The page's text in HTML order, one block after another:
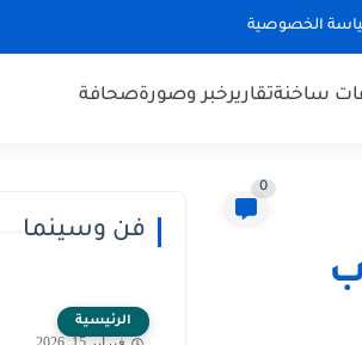
الخصوصية
ساخنةتقاريرخبر وصورةصحافة
0
فن وسينما
الرئيسية